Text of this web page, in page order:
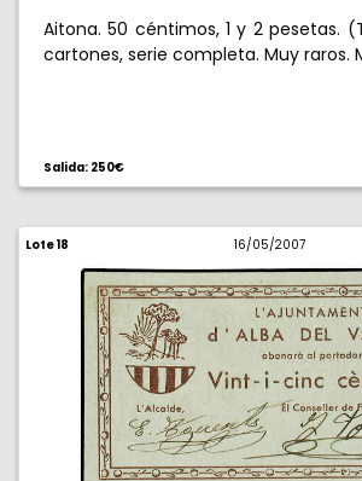
Aitona. 50 céntimos, 1 y 2 pesetas.
cartones, serie completa. Muy raros.
Salida: 250€
Lote 18 16/05/2007